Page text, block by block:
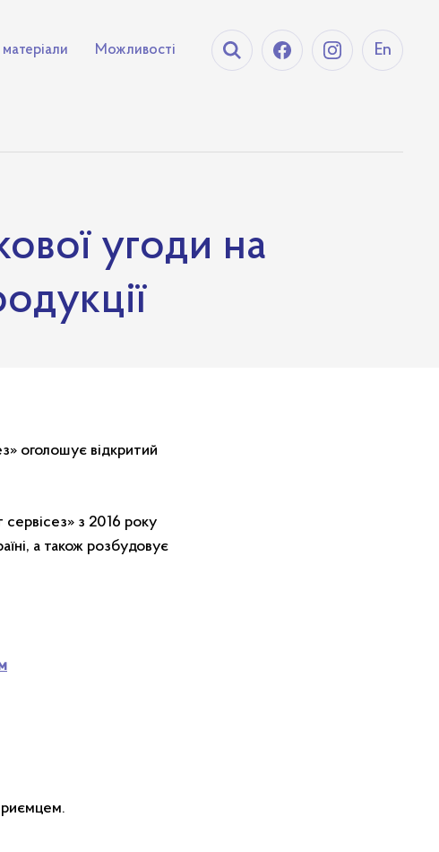
Можливості En
угоди на
оголошує відкритий
сервісез» з 2016 року
а також розбудовує